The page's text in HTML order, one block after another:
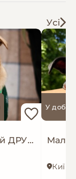
Усі
справжній ДРУГ Майкі шукає родину!
У добрі
Київ